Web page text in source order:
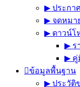
▶︎ ประกา
▶︎ จดหมา
▶︎ ดาวน์โ
▶︎ ร
▶︎ คู่
ข้อมูลพื้นฐาน
▶︎ ประวัติ